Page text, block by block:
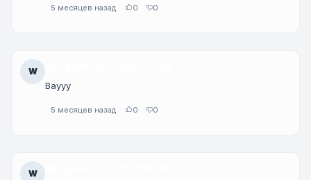
5 месяцев назад 0 0
W
Ваууу
5 месяцев назад 0 0
W